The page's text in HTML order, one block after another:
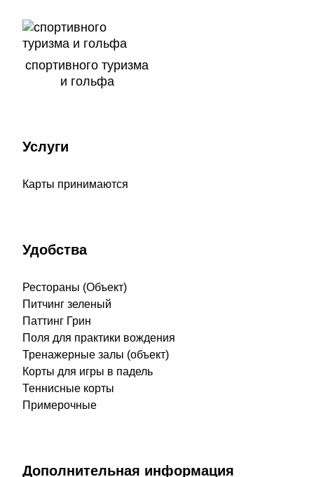
спортивного туризма
и гольфа
Услуги
Карты принимаются
Удобства
Рестораны (Объект)
Питчинг зеленый
Паттинг Грин
Поля для практики вождения
Тренажерные залы (объект)
Корты для игры в падель
Теннисные корты
Примерочные
Дополнительная информация